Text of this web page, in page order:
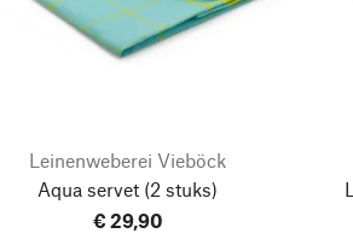
Leinenweberei Vieböck
Aqua servet (2 stuks)
€ 29,90